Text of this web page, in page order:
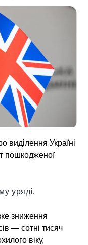
виділення Україні
пошкодженої
уряді.
зниження
— сотні тисяч
віку,